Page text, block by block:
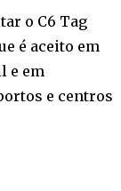
o C6 Tag
é aceito em
e em
e centros